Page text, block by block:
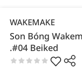
WAKEMAKE
Son Bóng
.#04 Beiked